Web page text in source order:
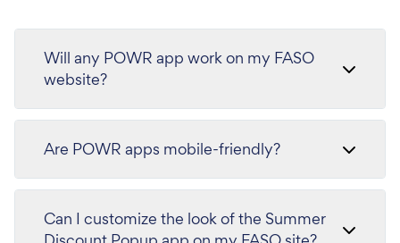
Will any POWR app work on my FASO
website?
Are POWR apps mobile-friendly?
Can I customize the look of the Summer